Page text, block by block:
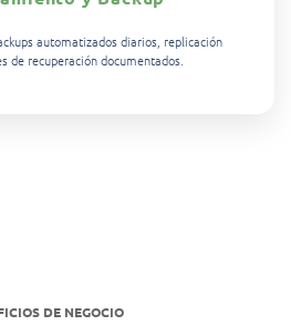
automatizados diarios, replicación
de recuperación documentados.
DE NEGOCIO